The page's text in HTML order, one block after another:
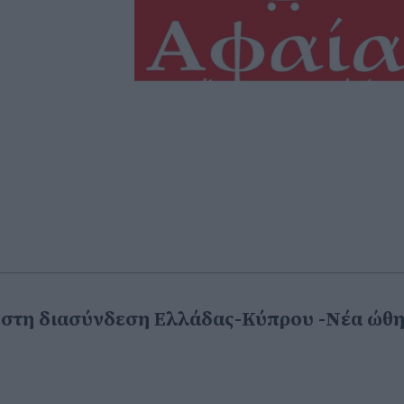
διασύνδεση Ελλάδας-Κύπρου -Νέα